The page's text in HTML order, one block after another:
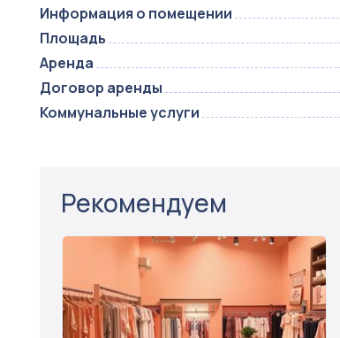
Информация о помещении
Площадь
Аренда
Договор аренды
Коммунальные услуги
Рекомендуем